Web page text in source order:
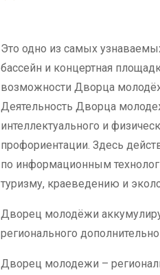
Это одно из самых
бассейн и концертная
возможности Дворца
Деятельность Дворца
интеллектуального и
профориентации. Здесь
по информационным
туризму, краеведению и
Дворец молодёжи
регионального
Дворец молодежи –